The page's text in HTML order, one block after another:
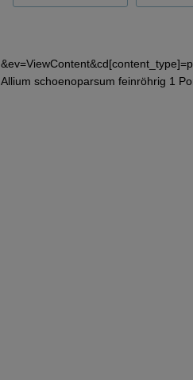
Allium schoenoparsum feinröhrig 1